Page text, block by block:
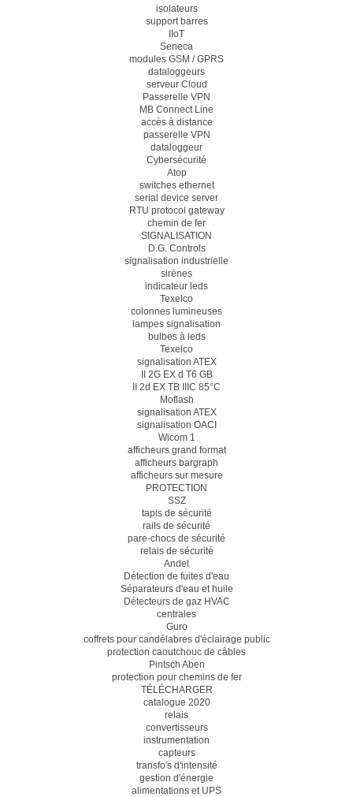
isolateurs
support barres
IIoT
Seneca
modules GSM / GPRS
dataloggeurs
serveur Cloud
Passerelle VPN
MB Connect Line
accès à distance
passerelle VPN
dataloggeur
Cybersécurité
Atop
switches ethernet
serial device server
RTU protocol gateway
chemin de fer
SIGNALISATION
D.G. Controls
signalisation industrielle
sirènes
indicateur leds
Texelco
colonnes lumineuses
lampes signalisation
bulbes à leds
Texelco
signalisation ATEX
II 2G EX d T6 GB
II 2d EX TB IIIC 85°C
Moflash
signalisation ATEX
signalisation OACI
Wicom 1
afficheurs grand format
afficheurs bargraph
afficheurs sur mesure
PROTECTION
SSZ
tapis de sécurité
rails de sécurité
pare-chocs de sécurité
relais de sécurité
Andel
Détection de fuites d'eau
Séparateurs d'eau et huile
Détecteurs de gaz HVAC
centrales
Guro
coffrets pour candélabres d'éclairage public
protection caoutchouc de câbles
Pintsch Aben
protection pour chemins de fer
TÉLÉCHARGER
catalogue 2020
relais
convertisseurs
instrumentation
capteurs
transfo's d'intensité
gestion d'énergie
alimentations et UPS